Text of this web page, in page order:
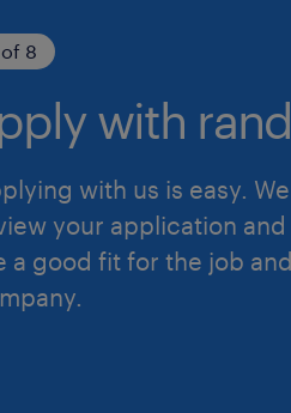
of 8
with
with us is easy.
your application and
a good fit for the job